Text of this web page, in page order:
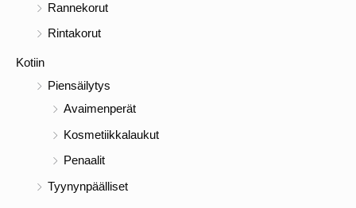
Rannekorut
Rintakorut
Kotiin
Piensäilytys
Avaimenperät
Kosmetiikkalaukut
Penaalit
Tyynynpäälliset